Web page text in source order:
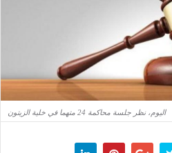
اليوم، نظر جلسة محاكمة 24 متهما في خلية الزيتون